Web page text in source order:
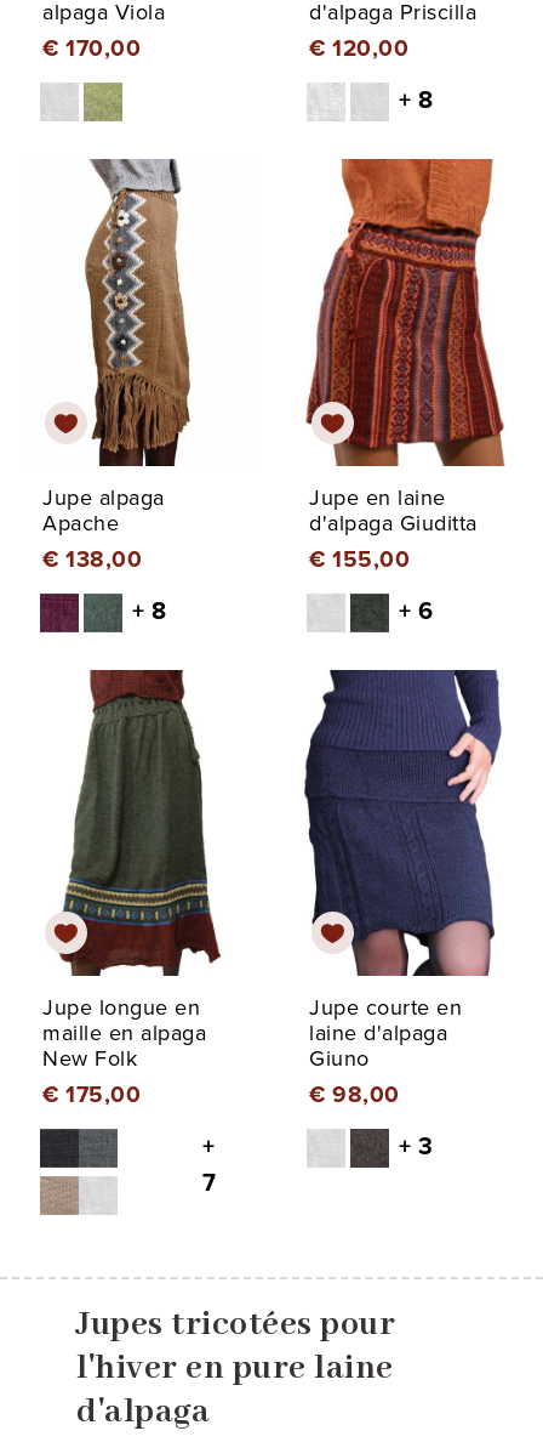
alpaga Viola
€ 170,00
d'alpaga Priscilla
€ 120,00
+ 8
Jupe alpaga
Apache
€ 138,00
+ 8
Jupe en laine
d'alpaga Giuditta
€ 155,00
+ 6
Jupe longue en
maille en alpaga
New Folk
€ 175,00
+
7
Jupe courte en
laine d'alpaga
Giuno
€ 98,00
+ 3
Jupes tricotées pour
l'hiver en pure laine
d'alpaga